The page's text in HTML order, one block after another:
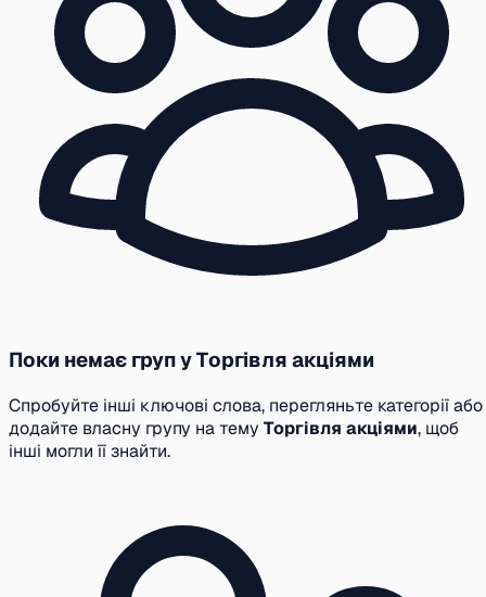
Поки немає груп у Торгівля акціями
Спробуйте інші ключові слова, перегляньте категорії або
додайте власну групу на тему Торгівля акціями, щоб
інші могли її знайти.